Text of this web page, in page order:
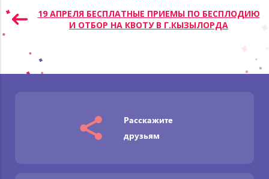
записям19 АПРЕЛЯ БЕСПЛАТНЫЕ ПРИЕМЫ ПО БЕСПЛОДИЮ
И ОТБОР НА КВОТУ В Г.КЫЗЫЛОРДА
Расскажите
друзьям